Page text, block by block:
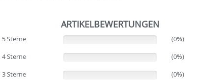
ARTIKELBEWERTUNGEN
5 Sterne
(0%)
4 Sterne
(0%)
3 Sterne
(0%)